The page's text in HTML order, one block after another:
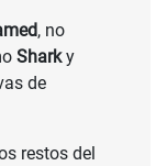
, no
Sharky
de
restos del